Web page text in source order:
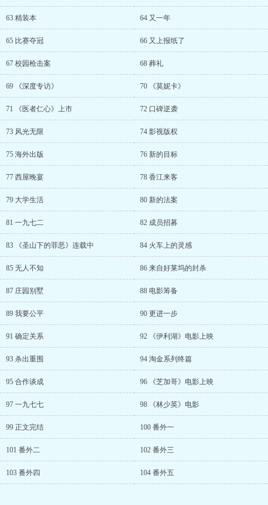
63 精装本 64 又一年
65 比赛夺冠 66 又上报纸了
67 校园枪击案 68 葬礼
69 《深度专访》 70 《莫妮卡》
71 《医者仁心》上市 72 口碑逆袭
73 风光无限 74 影视版权
75 海外出版 76 新的目标
77 西屋晚宴 78 香江来客
79 大学生活 80 新的法案
81 一九七二 82 成员招募
83 《圣山下的罪恶》连载中 84 火车上的灵感
85 无人不知 86 来自好莱坞的封杀
87 庄园别墅 88 电影筹备
89 我要公平 90 更进一步
91 确定关系 92 《伊利湖》电影上映
93 杀出重围 94 淘金系列终篇
95 合作谈成 96 《芝加哥》电影上映
97 一九七七 98 《林少英》电影
99 正文完结 100 番外一
101 番外二 102 番外三
103 番外四 104 番外五